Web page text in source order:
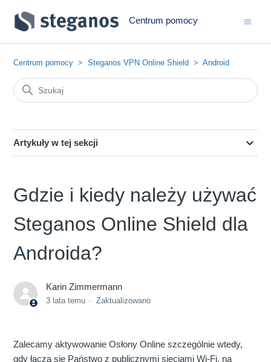
Centrum pomocy
Centrum pomocy Steganos VPN Online Shield Android
Artykuły w tej sekcji
Gdzie i kiedy należy używać
Steganos Online Shield dla
Androida?
Karin Zimmermann
3 lata temu Zaktualizowano
Zalecamy aktywowanie Osłony Online szczególnie wtedy,
gdy łączą się Państwo z publicznymi sieciami Wi-Fi, na